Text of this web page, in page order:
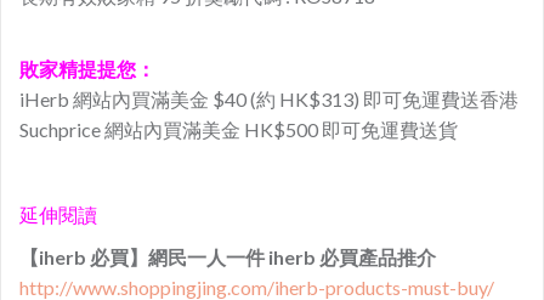
敗家精提提您：
iHerb 網站內買滿美金 $40 (約 HK$313) 即可免運費送香港
Suchprice 網站內買滿美金 HK$500 即可免運費送貨
延伸閱讀
【iherb 必買】網民一人一件 iherb 必買產品推介
http://www.shoppingjing.com/iherb-products-must-buy/